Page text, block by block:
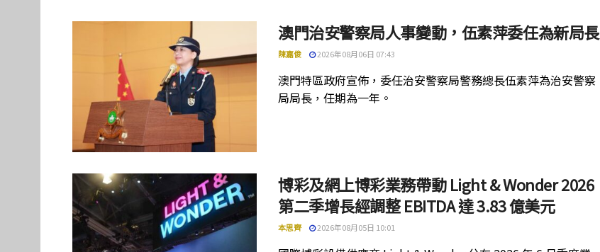
澳門治安警察局人事變動，伍素萍委任為新局長
陳嘉俊 2026年08月06日 07:43
澳門特區政府宣佈，委任治安警察局警務總長伍素萍為治安警察
局局長，任期為一年。
博彩及網上博彩業務帶動 Light & Wonder 2026
第二季增長經調整 EBITDA 達 3.83 億美元
本思齊 2026年08月05日 10:01